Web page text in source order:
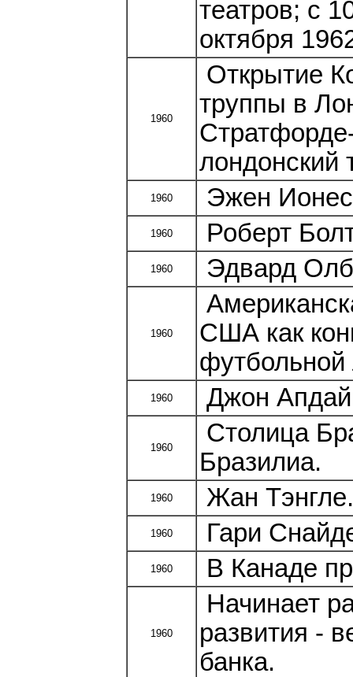
театров; с
октября
1960
Открытие
труппы в
лондонский
1960 Эжен
1960 Роберт
1960 Эдвард
1960
США как
футбольной
1960 Джон
1960
Столица
Бразилиа.
1960 Жан
1960 Гари
1960 В Канаде
1960
Начинает
развития -
банка.